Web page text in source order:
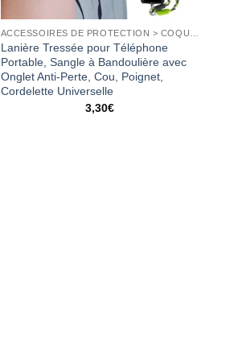
Lanière Tressée pour Téléphone
Portable, Sangle à Bandoulière avec
Onglet Anti-Perte, Cou, Poignet,
Cordelette Universelle
3,30€